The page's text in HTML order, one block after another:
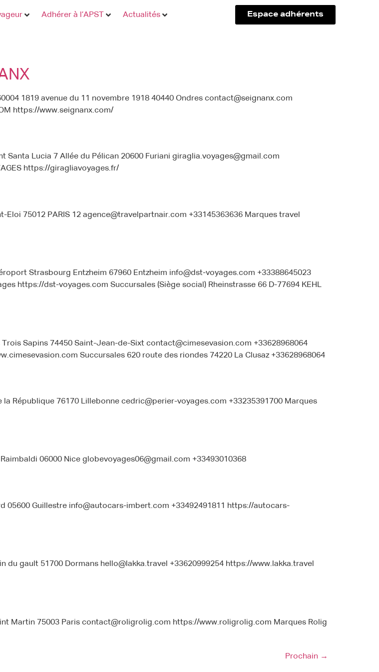
Adhérer à l’APST Actualités Espace adhérents
1819 avenue du 11 novembre 1918 40440 Ondres contact@seignanx.com
https://www.seignanx.com/
Santa Lucia 7 Allée du Pélican 20600 Furiani giraglia.voyages@gmail.com
https://giragliavoyages.fr/
Eloi 75012 PARIS 12 agence@travelpartnair.com +33145363636 Marques travel
Strasbourg Entzheim 67960 Entzheim info@dst-voyages.com +33388645023
https://dst-voyages.com Succursales (Siège social) Rheinstrasse 66 D-77694 KEHL
Trois Sapins 74450 Saint-Jean-de-Sixt contact@cimesevasion.com +33628968064
Succursales 620 route des riondes 74220 La Clusaz +33628968064
la République 76170 Lillebonne cedric@perier-voyages.com +33235391700 Marques
06000 Nice globevoyages06@gmail.com +33493010368
05600 Guillestre info@autocars-imbert.com +33492491811 https://autocars-
du gault 51700 Dormans hello@lakka.travel +33620999254 https://www.lakka.travel
Martin 75003 Paris contact@roligrolig.com https://www.roligrolig.com Marques Rolig
Prochain →